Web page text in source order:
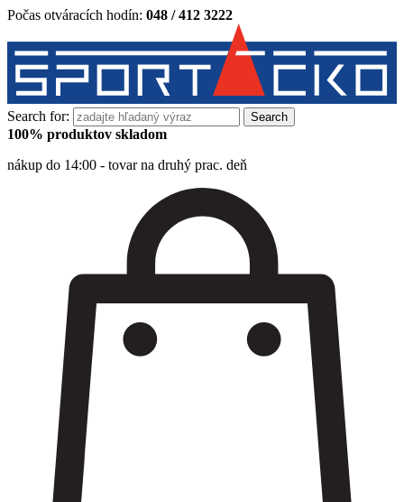
Počas otváracích hodín: 048 / 412 3222
Search for:
100% produktov skladom
nákup do 14:00 - tovar na druhý prac. deň